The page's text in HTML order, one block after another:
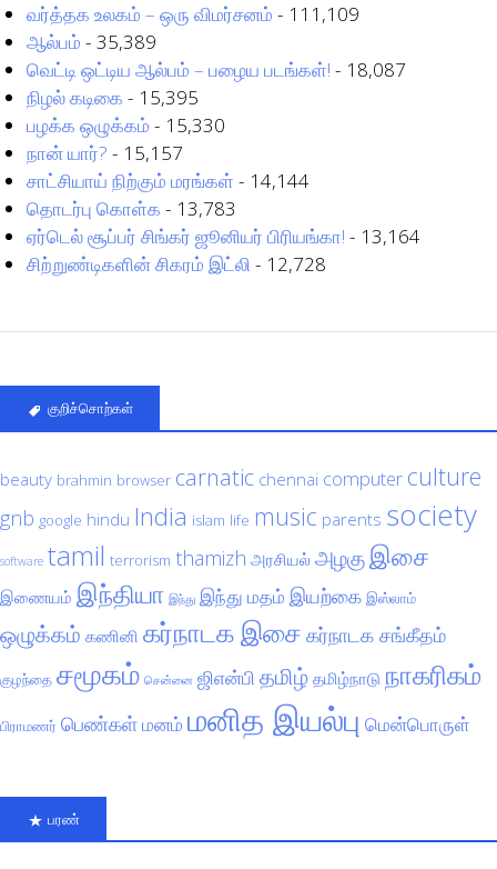
வர்த்தக உலகம் – ஒரு விமர்சனம் - 111,109
ஆல்பம் - 35,389
வெட்டி ஒட்டிய ஆல்பம் – பழைய படங்கள்! - 18,087
நிழல் கடிகை - 15,395
பழக்க ஒழுக்கம் - 15,330
நான் யார்? - 15,157
சாட்சியாய் நிற்கும் மரங்கள் - 14,144
தொடர்பு கொள்க - 13,783
ஏர்டெல் சூப்பர் சிங்கர் ஜூனியர் பிரியங்கா! - 13,164
சிற்றுண்டிகளின் சிகரம் இட்லி - 12,728
குறிச்சொற்கள்
beauty brahmin browser carnatic chennai computer culture
gnb google hindu India islam life music parents society
software tamil terrorism thamizh அரசியல் அழகுஇசை
இணையம் இந்தியா இந்து இந்து மதம் இயற்கை இஸ்லாம்
ஒழுக்கம் கணினி கர்நாடக இசை கர்நாடக சங்கீதம்
குழந்தை சமூகம் சென்னை ஜிஎன்பி தமிழ் தமிழ்நாடு நாகரிகம்
பிராமணர் பெண்கள்மனம் மனித இயல்பு மென்பொருள்
பரண்